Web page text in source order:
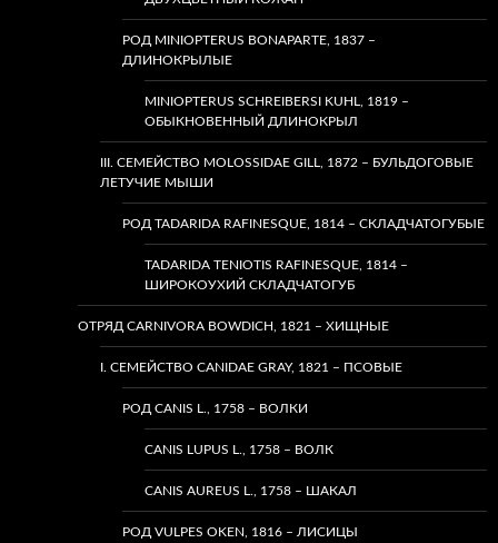
РОД MINIOPTERUS BONAPARTE, 1837 –
ДЛИНОКРЫЛЫЕ
MINIOPTERUS SCHREIBERSI KUHL, 1819 –
ОБЫКНОВЕННЫЙ ДЛИНОКРЫЛ
III. СЕМЕЙСТВО MOLOSSIDAE GILL, 1872 – БУЛЬДОГОВЫЕ
ЛЕТУЧИЕ МЫШИ
РОД TADARIDA RAFINESQUE, 1814 – СКЛАДЧАТОГУБЫЕ
TADARIDA TENIOTIS RAFINESQUE, 1814 –
ШИРОКОУХИЙ СКЛАДЧАТОГУБ
ОТРЯД CARNIVORA BOWDICH, 1821 – ХИЩНЫЕ
I. СЕМЕЙСТВО CANIDAE GRAY, 1821 – ПСОВЫЕ
РОД CANIS L., 1758 – ВОЛКИ
CANIS LUPUS L., 1758 – ВОЛК
CANIS AUREUS L., 1758 – ШАКАЛ
РОД VULPES OKEN, 1816 – ЛИСИЦЫ